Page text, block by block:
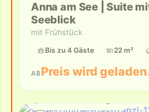
Anna am See | Suite
Seeblick
mit Frühstück
Bis zu 4 Gäste 22 m²
ABPreis wird